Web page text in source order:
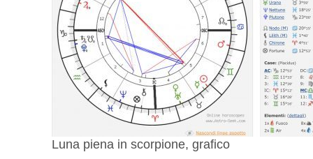
Luna piena in scorpione, grafico